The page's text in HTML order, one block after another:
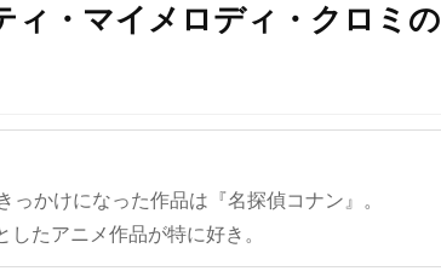
ィ・マイメロディ・クロミの
っかけになった作品は『名探偵コナン』。
たアニメ作品が特に好き。